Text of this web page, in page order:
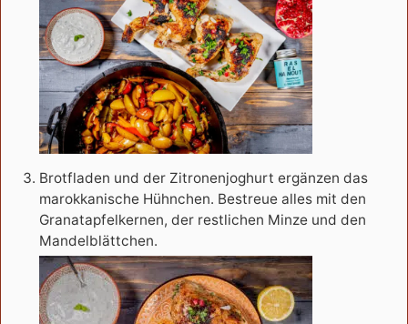
Brotfladen und der Zitronenjoghurt ergänzen das
marokkanische Hühnchen. Bestreue alles mit den
Granatapfelkernen, der restlichen Minze und den
Mandelblättchen.